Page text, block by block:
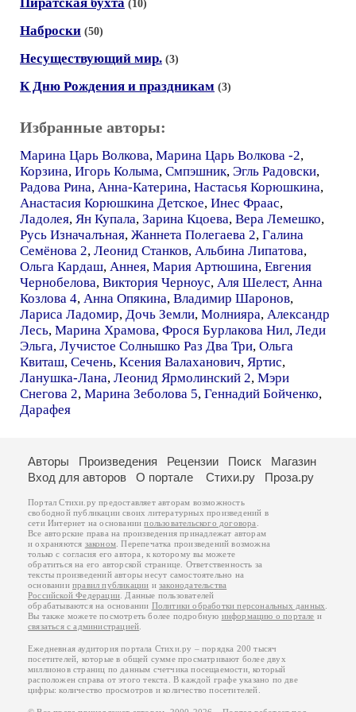
(10)
Наброски (50)
Несуществующий мир. (3)
К Дню Рождения и праздникам (3)
Избранные авторы:
Марина Царь Волкова, Марина Царь Волкова -2,
Корзина, Игорь Колыма, Смпэшник, Эгль Радовски,
Радова Рина, Анна-Катерина, Настасья Корюшкина,
Анастасия Корюшкина Детское, Инес Фраас,
Ладолея, Ян Купала, Зарина Кцоева, Вера Лемешко,
Русь Изначалъная, Жаннета Полегаева 2, Галина
Семёнова 2, Леонид Станков, Альбина Липатова,
Ольга Кардаш, Аннея, Мария Артюшина, Евгения
Чернобелова, Виктория Черноус, Аля Шелест, Анна
Козлова 4, Анна Опякина, Владимир Шаронов,
Лариса Ладомир, Дочь Земли, Молнияра, Александр
Лесь, Марина Храмова, Фрося Бурлакова Нил, Леди
Эльга, Лучистое Солнышко Раз Два Три, Ольга
Квиташ, Сечень, Ксения Валаханович, Яртис,
Ланушка-Лана, Леонид Ярмолинский 2, Мэри
Снегова 2, Марина Зеболова 5, Геннадий Бойченко,
Дарафея
Авторы Произведения Рецензии Поиск
Магазин
Вход для авторов
О портале Стихи.ру Проза.ру
Портал Стихи.ру предоставляет авторам возможность
свободной публикации своих литературных произведений в
сети Интернет на основаниипользовательского договора
Все авторские права на произведения принадлежат авторам
и охраняются законом . Перепечатка произведений возможна
только с согласия его автора, к которому вы можете
обратиться на его авторской странице. Ответственность за
тексты произведений авторы несут самостоятельно на
основанииправил публикации изаконодательства
Российской Федерации . Данные пользователей
обрабатываются на основании Политики обработки персональных данных
Вы также можете посмотреть более подробную информацию о портале и
связаться с администрацией
Ежедневная аудитория портала Стихи.ру – порядка 200 тысяч
посетителей, которые в общей сумме просматривают более двух
миллионов страниц по данным счетчика посещаемости, который
расположен справа от этого текста. В каждой графе указано по две
цифры: количество просмотров и количество посетителей.